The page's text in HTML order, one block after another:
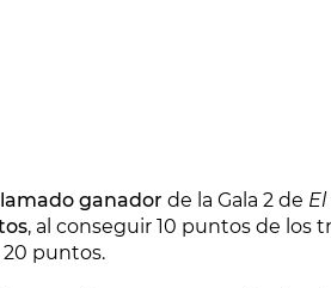
ganador de la Gala 2 de
, al conseguir 10 puntos de los
20 puntos.